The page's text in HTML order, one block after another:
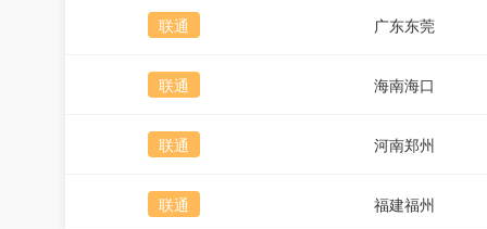
联通 广东东莞
联通 海南海口
联通 河南郑州
联通 福建福州